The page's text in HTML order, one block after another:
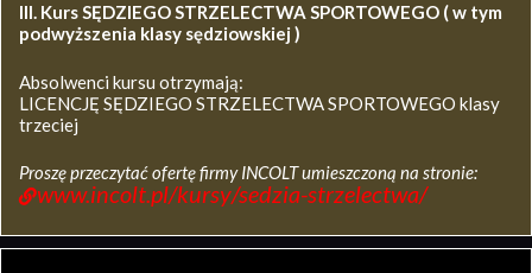
III. Kurs SĘDZIEGO STRZELECTWA SPORTOWEGO ( w tym
podwyższenia klasy sędziowskiej )
Absolwenci kursu otrzymają:
LICENCJĘ SĘDZIEGO STRZELECTWA SPORTOWEGO klasy
trzeciej
Proszę przeczytać ofertę firmy INCOLT umieszczoną na stronie:
www.incolt.pl/kursy/sedzia-strzelectwa/